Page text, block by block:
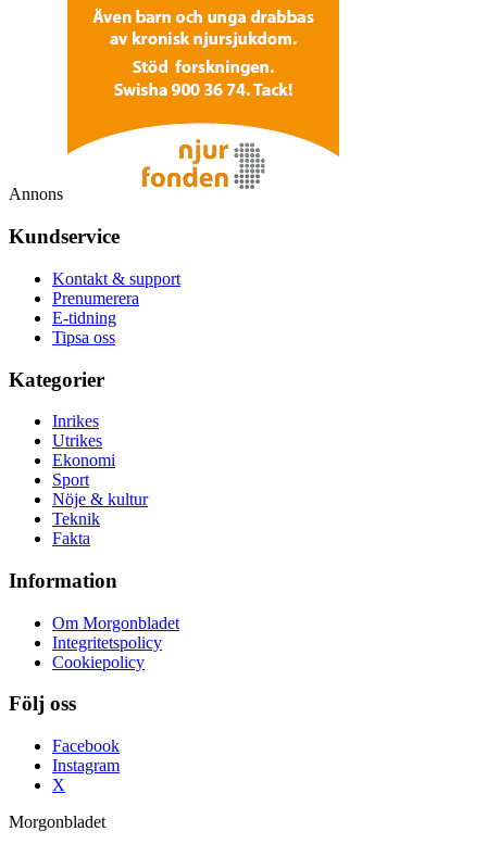
Annons
Kundservice
Kontakt & support
Prenumerera
E-tidning
Tipsa oss
Kategorier
Inrikes
Utrikes
Ekonomi
Sport
Nöje & kultur
Teknik
Fakta
Information
Om Morgonbladet
Integritetspolicy
Cookiepolicy
Följ oss
Facebook
Instagram
X
Morgonbladet